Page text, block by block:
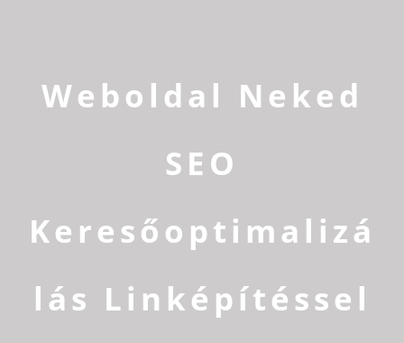
Weboldal Neked
SEO
Keresőoptimalizá
lás Linképítéssel